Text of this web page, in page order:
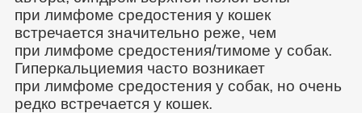
при лимфоме средостения у кошек
встречается значительно реже, чем
при лимфоме средостения/тимоме у собак.
Гиперкальциемия часто возникает
при лимфоме средостения у собак, но очень
редко встречается у кошек.